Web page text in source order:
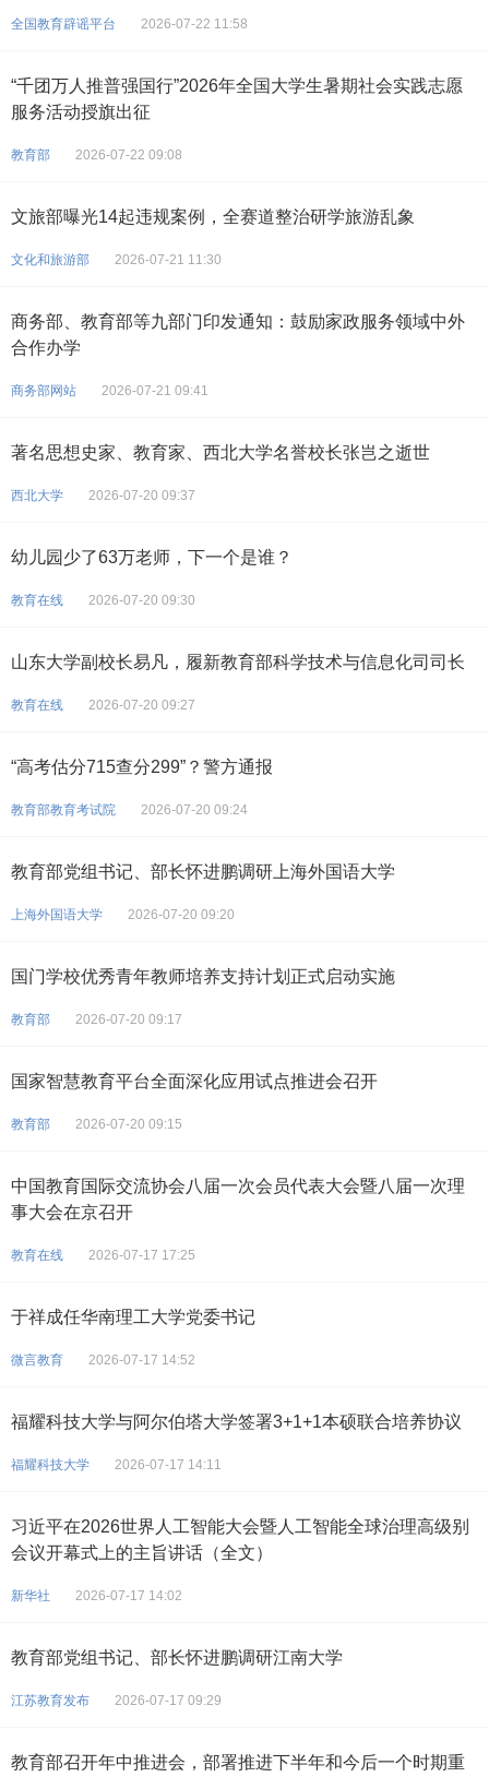
全国教育辟谣平台 2026-07-22 11:58
“千团万人推普强国行”2026年全国大学生暑期社会实践志愿
服务活动授旗出征
教育部 2026-07-22 09:08
文旅部曝光14起违规案例，全赛道整治研学旅游乱象
文化和旅游部 2026-07-21 11:30
商务部、教育部等九部门印发通知：鼓励家政服务领域中外
合作办学
商务部网站 2026-07-21 09:41
著名思想史家、教育家、西北大学名誉校长张岂之逝世
西北大学 2026-07-20 09:37
幼儿园少了63万老师，下一个是谁？
教育在线 2026-07-20 09:30
山东大学副校长易凡，履新教育部科学技术与信息化司司长
教育在线 2026-07-20 09:27
“高考估分715查分299”？警方通报
教育部教育考试院 2026-07-20 09:24
教育部党组书记、部长怀进鹏调研上海外国语大学
上海外国语大学 2026-07-20 09:20
国门学校优秀青年教师培养支持计划正式启动实施
教育部 2026-07-20 09:17
国家智慧教育平台全面深化应用试点推进会召开
教育部 2026-07-20 09:15
中国教育国际交流协会八届一次会员代表大会暨八届一次理
事大会在京召开
教育在线 2026-07-17 17:25
于祥成任华南理工大学党委书记
微言教育 2026-07-17 14:52
福耀科技大学与阿尔伯塔大学签署3+1+1本硕联合培养协议
福耀科技大学 2026-07-17 14:11
习近平在2026世界人工智能大会暨人工智能全球治理高级别
会议开幕式上的主旨讲话（全文）
新华社 2026-07-17 14:02
教育部党组书记、部长怀进鹏调研江南大学
江苏教育发布 2026-07-17 09:29
教育部召开年中推进会，部署推进下半年和今后一个时期重